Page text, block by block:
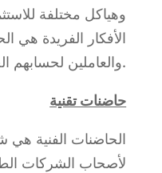
وهياكل مختلفة
الأفكار الفريدة هي
والعاملين لحسابهم الخاص.
حاضنات تقنية
الحاضنات الفنية
لأصحاب الشركات